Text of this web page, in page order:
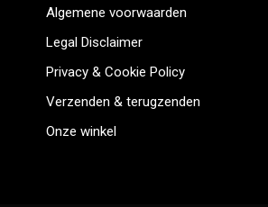
Algemene voorwaarden
Legal Disclaimer
Privacy & Cookie Policy
Verzenden & terugzenden
Onze winkel